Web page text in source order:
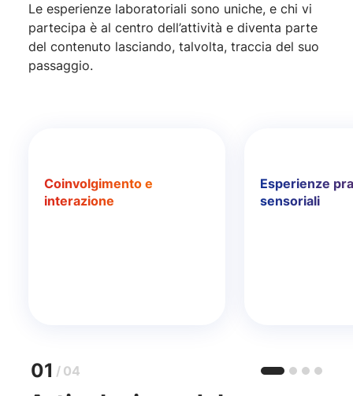
Le esperienze laboratoriali sono uniche, e chi vi
partecipa è al centro dell’attività e diventa parte
del contenuto lasciando, talvolta, traccia del suo
passaggio.
Coinvolgimento e
interazione
Esperienze
sensoriali
01 / 04